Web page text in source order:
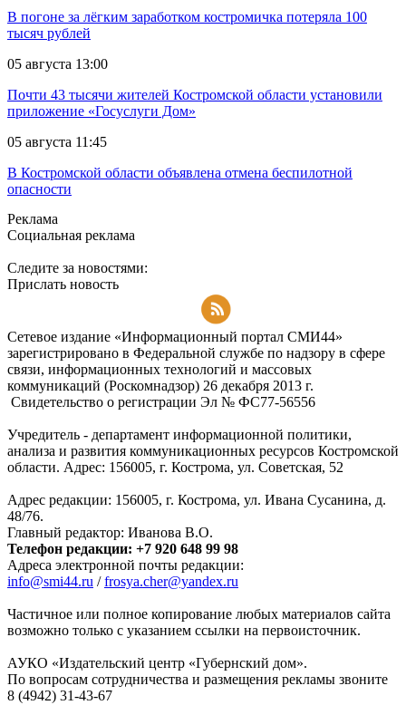
В погоне за лёгким заработком костромичка потеряла 100
тысяч рублей
05 августа 13:00
Почти 43 тысячи жителей Костромской области установили
приложение «Госуслуги Дом»
05 августа 11:45
В Костромской области объявлена отмена беспилотной
опасности
Реклама
Социальная реклама
Следите за новостями:
Прислать новость
Сетевое издание «Информационный портал СМИ44»
зарегистрировано в Федеральной службе по надзору в сфере
связи, информационных технологий и массовых
коммуникаций (Роскомнадзор) 26 декабря 2013 г.
Свидетельство о регистрации Эл № ФC77-56556
Учредитель - департамент информационной политики,
анализа и развития коммуникационных ресурсов Костромской
области. Адрес: 156005, г. Кострома, ул. Советская, 52
Адрес редакции: 156005, г. Кострома, ул. Ивана Сусанина, д.
48/76.
Главный редактор: Иванова В.О.
Телефон редакции: +7 920 648 99 98
Адреса электронной почты редакции:
info@smi44.ru /frosya.cher@yandex.ru
Частичное или полное копирование любых материалов сайта
возможно только с указанием ссылки на первоисточник.
АУКО «Издательский центр «Губернский дом».
По вопросам сотрудничества и размещения рекламы звоните
8 (4942) 31-43-67